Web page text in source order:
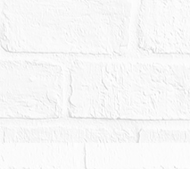
，且都市計劃之劃定
異動，應買人於投標前
考量相關風險後再行投
告不符時，一律以本院